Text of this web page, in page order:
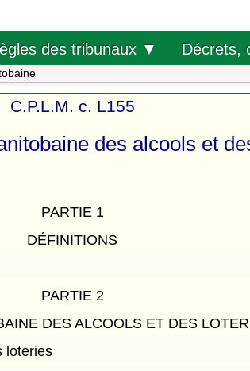
des tribunaux ▼ Décrets,
C.P.L.M. c. L155
des alcools et
PARTIE 1
DÉFINITIONS
PARTIE 2
DES ALCOOLS ET DES
loteries